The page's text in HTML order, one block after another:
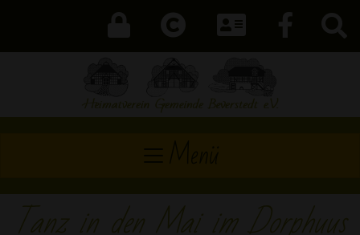
Tanz in den Mai im Dorphuus